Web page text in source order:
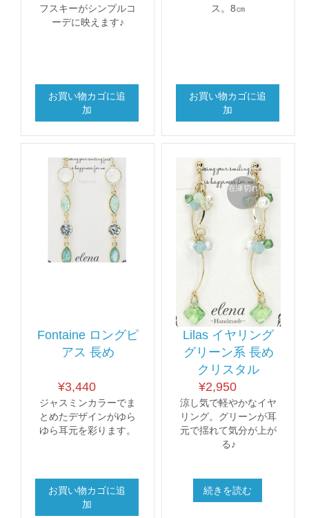
フスキーがシンプルコ
ーデに映えます♪
お買い物カゴに追
加
ス。8㎝
お買い物カゴに追
加
Fontaine ロングピ
アス 長め
¥3,440
ジャスミンカラーでま
とめたデザインがゆら
ゆら耳元を彩ります。
お買い物カゴに追
加
Lilas イヤリング
グリーン系 長め
クリスタル
¥2,950
涼し気で軽やかなイヤ
リング。グリーンが耳
元で揺れて気分が上が
る♪
続きを読む
在庫切れ